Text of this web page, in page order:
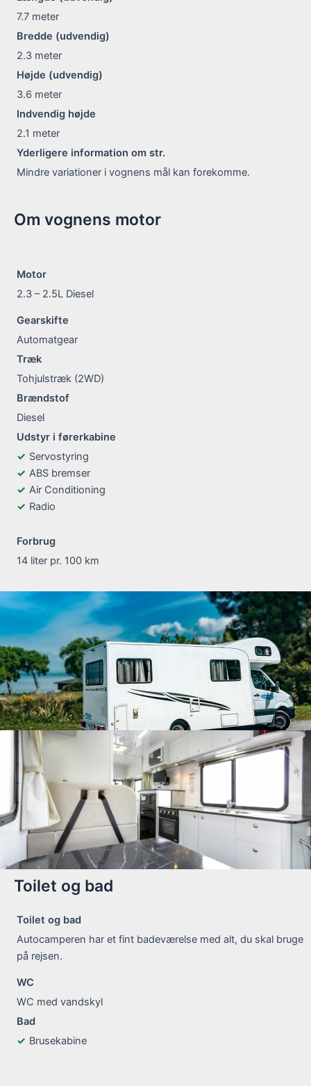
7.7 meter
Bredde (udvendig)
2.3 meter
Højde (udvendig)
3.6 meter
Indvendig højde
2.1 meter
Yderligere information om str.
Mindre variationer i vognens mål kan forekomme.
Om vognens motor
Motor
2.3 – 2.5L Diesel
Gearskifte
Automatgear
Træk
Tohjulstræk (2WD)
Brændstof
Diesel
Udstyr i førerkabine
Servostyring
ABS bremser
Air Conditioning
Radio
Forbrug
14 liter pr. 100 km
Toilet og bad
Toilet og bad
Autocamperen har et fint badeværelse med alt, du skal bruge
på rejsen.
WC
WC med vandskyl
Bad
Brusekabine